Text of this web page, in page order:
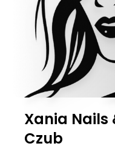
Xania Nails
Czub